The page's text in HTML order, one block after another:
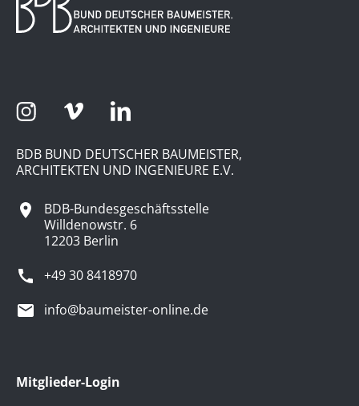
BDB BUND DEUTSCHER BAUMEISTER,
ARCHITEKTEN UND INGENIEURE E.V.
BDB-Bundesgeschäftsstelle
Willdenowstr. 6
12203 Berlin
+49 30 8418970
info@baumeister-online.de
Mitglieder-Login